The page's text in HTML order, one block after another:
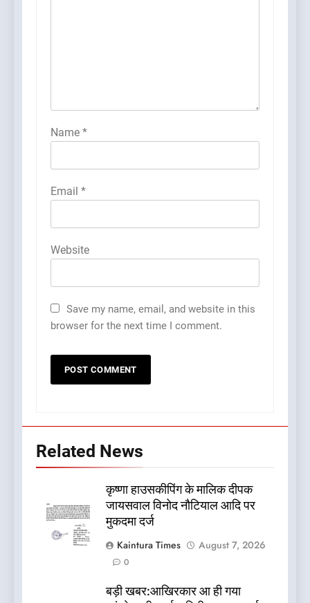
Name *
Email *
Website
Save my name, email, and website in this
browser for the next time I comment.
Related News
कृष्णा हाउसकीपिंग के मालिक दीपक
जायसवाल विनोद नौटियाल आदि पर
मुकदमा दर्ज
Kaintura Times
August 7, 2026
0
बड़ी खबर:आखिरकार आ ही गया